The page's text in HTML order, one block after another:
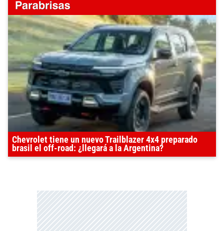
Chevrolet tiene un nuevo Trailblazer 4x4 preparado
brasil el off-road: ¿llegará a la Argentina?